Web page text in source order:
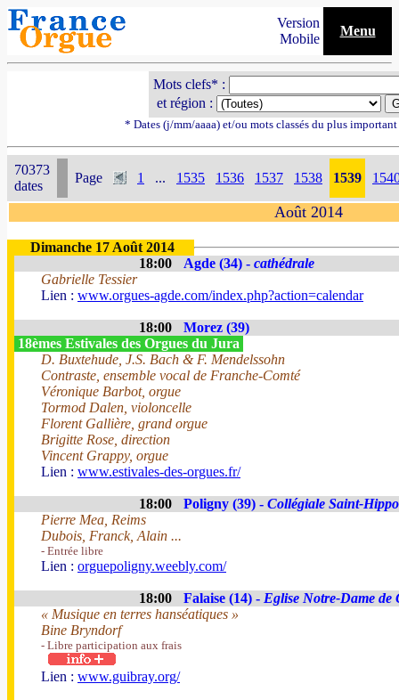
Version
Mobile
Menu
Mots clefs* :
et région :
* Dates (j/mm/aaaa) et/ou mots classés du plus
70373
dates
Page 1 ... 1535 1536 1537 1538 1539
Août 2014
Dimanche 17 Août 2014
18:00
Agde (34) - cathédrale
Gabrielle Tessier
Lien : www.orgues-agde.com/index.php?action=calendar
18:00
Morez (39)
18èmes Estivales des Orgues du Jura
D. Buxtehude, J.S. Bach & F. Mendelssohn
Contraste, ensemble vocal de Franche-Comté
Véronique Barbot, orgue
Tormod Dalen, violoncelle
Florent Gallière, grand orgue
Brigitte Rose, direction
Vincent Grappy, orgue
Lien : www.estivales-des-orgues.fr/
18:00 Poligny (39) - Collégiale Saint-
Pierre Mea, Reims
Dubois, Franck, Alain ...
- Entrée libre
Lien : orguepoligny.weebly.com/
18:00 Falaise (14) - Eglise Notre-Dame de
« Musique en terres hanséatiques »
Bine Bryndorf
- Libre participation aux frais
Lien : www.guibray.org/